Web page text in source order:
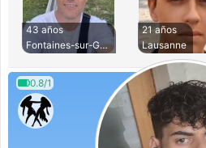
43 años
Fontaines-sur-Gran
21 años
Lausanne
0.8/1